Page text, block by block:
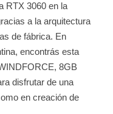
RTX 3060 en la
a la arquitectura
de fábrica. En
encontrás esta
8GB
disfrutar de una
en creación de